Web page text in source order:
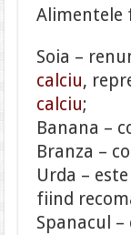
Alimentele
Soia –
calciu,
calciu;
Banana –
Branza –
Urda –
fiind
Spanacul